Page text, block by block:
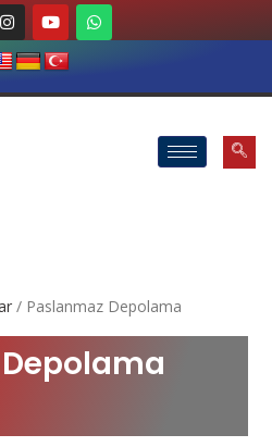
/ Paslanmaz Depolama